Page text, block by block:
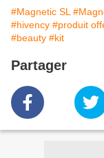
#Magnetic SL
#hivency #produit
#beauty #kit
Partager